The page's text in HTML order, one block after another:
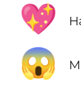
💖
😱